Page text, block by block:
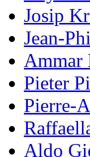
Josip
Jean-
Ammar
Pieter
Pierre-
Aldo